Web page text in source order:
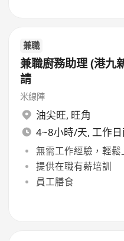
兼職
兼職廚務助理 (港九
請
米線陣
油尖旺, 旺角
4~8小時/天, 工作
無需工作經驗，輕鬆
提供在職有薪培訓
員工膳食